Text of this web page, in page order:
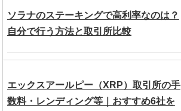
ソラナのステーキングで高利率なのは？
自分で行う方法と取引所比較
エックスアールピー（XRP）取引所の手
数料・レンディング等｜おすすめ6社を